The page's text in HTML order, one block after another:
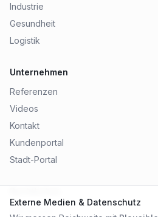
Industrie
Gesundheit
Logistik
Unternehmen
Referenzen
Videos
Kontakt
Kundenportal
Stadt-Portal
Externe Medien & Datenschutz